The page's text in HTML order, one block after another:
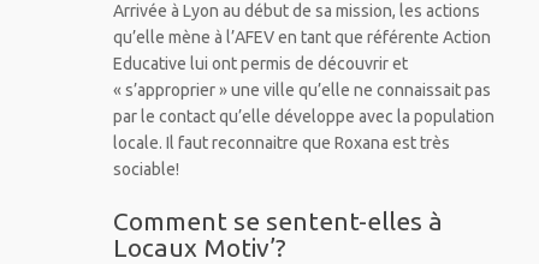
Arrivée à Lyon au début de sa mission, les actions
qu’elle mène à l’AFEV en tant que référente Action
Educative lui ont permis de découvrir et
« s’approprier » une ville qu’elle ne connaissait pas
par le contact qu’elle développe avec la population
locale. Il faut reconnaitre que Roxana est très
sociable!
Comment se sentent-elles à
Locaux Motiv’?